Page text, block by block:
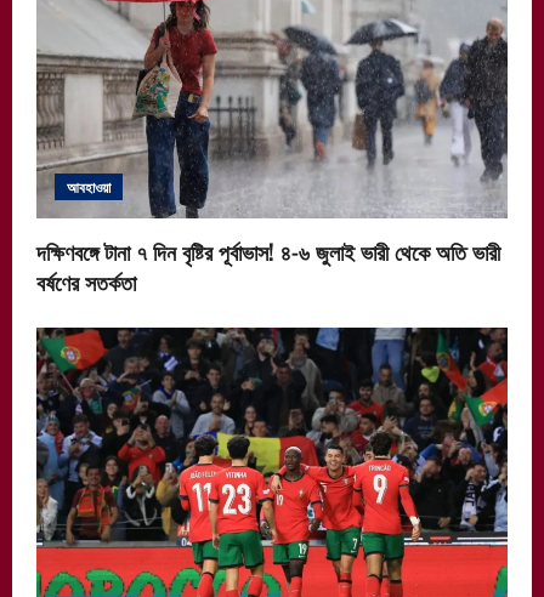
আবহাওয়া
দক্ষিণবঙ্গে টানা ৭ দিন বৃষ্টির পূর্বাভাস! ৪-৬ জুলাই ভারী থেকে অতি ভারী
বর্ষণের সতর্কতা